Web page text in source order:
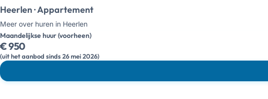
Heerlen · Appartement
Meer over huren in Heerlen
Maandelijkse huur (voorheen)
€ 950
(uit het aanbod sinds 26 mei 2026)